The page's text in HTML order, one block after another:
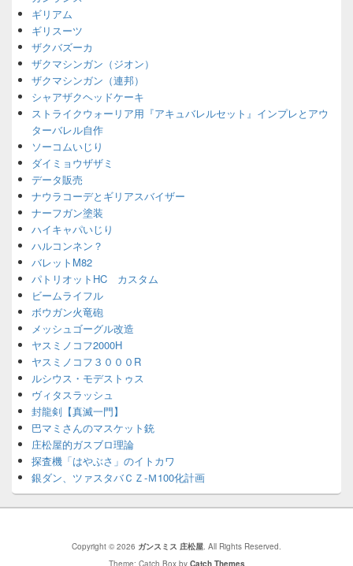
ギリアム
ギリスーツ
ザクバズーカ
ザクマシンガン（ジオン）
ザクマシンガン（連邦）
シャアザクヘッドケーキ
ストライクウォーリア用『アキュバレルセット』インプレとアウ
ターバレル自作
ソーコムいじり
ダイミョウザザミ
データ販売
ナウラコーデとギリアスバイザー
ナーフガン塗装
ハイキャパいじり
ハルコンネン？
バレットM82
パトリオットHC カスタム
ビームライフル
ボウガン火竜砲
メッシュゴーグル改造
ヤスミノコフ2000H
ヤスミノコフ３０００R
ルシウス・モデストゥス
ヴィタスラッシュ
封龍剣【真滅一門】
巴マミさんのマスケット銃
庄松屋的ガスブロ理論
探査機「はやぶさ」のイトカワ
銀ダン、ツァスタバＣＺ-Ｍ100化計画
Copyright © 2026 ガンスミス 庄松屋. All Rights Reserved.
Theme: Catch Box by Catch Themes